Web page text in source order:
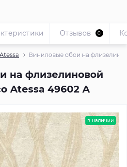
Atessa Виниловые обои на
на флизелиновой
Atessa 49602 A
Отзывов 0
в наличии